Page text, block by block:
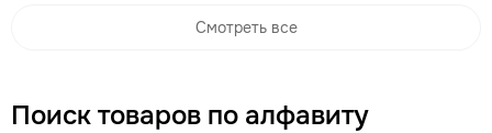
Смотреть все
Поиск товаров по алфавиту